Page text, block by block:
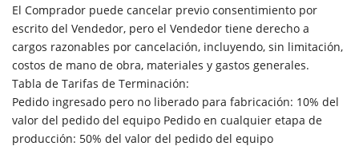
El Comprador puede cancelar previo consentimiento por
escrito del Vendedor, pero el Vendedor tiene derecho a
cargos razonables por cancelación, incluyendo, sin limitación,
costos de mano de obra, materiales y gastos generales.
Tabla de Tarifas de Terminación:
Pedido ingresado pero no liberado para fabricación: 10% del
valor del pedido del equipo Pedido en cualquier etapa de
producción: 50% del valor del pedido del equipo